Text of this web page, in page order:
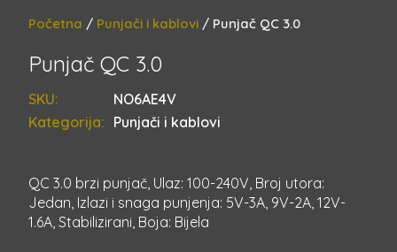
Početna / Punjači i kablovi / Punjač QC 3.0
Punjač QC 3.0
SKU:
NO6AE4V
Kategorija: Punjači i kablovi
QC 3.0 brzi punjač, Ulaz: 100-240V, Broj utora:
Jedan, Izlazi i snaga punjenja: 5V-3A, 9V-2A, 12V-
1.6A, Stabilizirani, Boja: Bijela